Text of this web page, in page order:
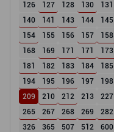
126
127 128 130 131
140
141 143 144 145
154
155 156 157 158
168
169 171 171 173
181
182 183 184 185
194
195 196 197 198
209
210 212 213 227
265
267 268 269 282
326
365 507 512 600